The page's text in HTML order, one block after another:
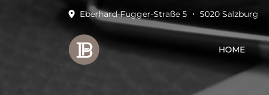
Eberhard-Fugger-Straße 5 ・ 5020 Salzburg
HOME